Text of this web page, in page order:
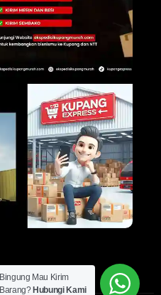
Bingung Mau Kirim
Barang? Hubungi Kami